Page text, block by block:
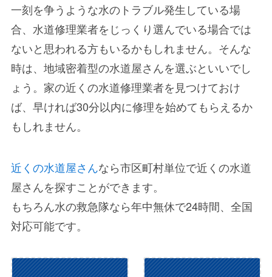
一刻を争うような水のトラブル発生している場
合、水道修理業者をじっくり選んでいる場合では
ないと思われる方もいるかもしれません。そんな
時は、地域密着型の水道屋さんを選ぶといいでし
ょう。家の近くの水道修理業者を見つけておけ
ば、早ければ30分以内に修理を始めてもらえるか
もしれません。
近くの水道屋さんなら市区町村単位で近くの水道
屋さんを探すことができます。
もちろん水の救急隊なら年中無休で24時間、全国
対応可能です。